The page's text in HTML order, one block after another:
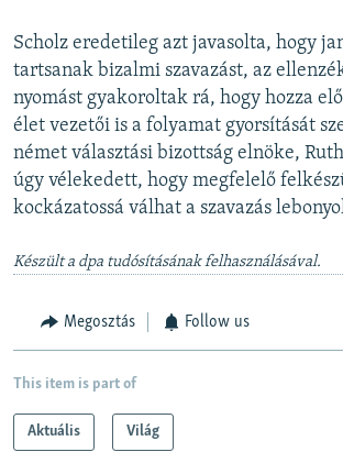
Scholz eredetileg azt javasolta, hogy
tartsanak bizalmi szavazást, az
nyomást gyakoroltak rá, hogy hozza
élet vezetői is a folyamat gyorsítását
német választási bizottság elnöke,
úgy vélekedett, hogy megfelelő
kockázatossá válhat a szavazás
Készült a dpa tudósításának felhasználásával.
Megosztás Follow us
This item is part of
Aktuális Világ